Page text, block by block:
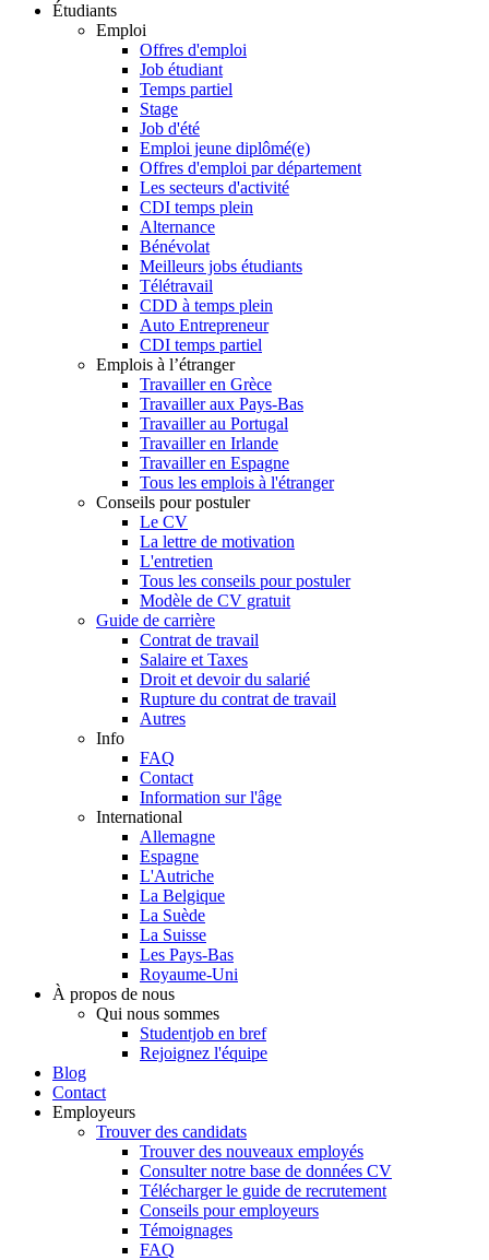
Étudiants
Emploi
Offres d'emploi
Job étudiant
Temps partiel
Stage
Job d'été
Emploi jeune diplômé(e)
Offres d'emploi par département
Les secteurs d'activité
CDI temps plein
Alternance
Bénévolat
Meilleurs jobs étudiants
Télétravail
CDD à temps plein
Auto Entrepreneur
CDI temps partiel
Emplois à l’étranger
Travailler en Grèce
Travailler aux Pays-Bas
Travailler au Portugal
Travailler en Irlande
Travailler en Espagne
Tous les emplois à l'étranger
Conseils pour postuler
Le CV
La lettre de motivation
L'entretien
Tous les conseils pour postuler
Modèle de CV gratuit
Guide de carrière
Contrat de travail
Salaire et Taxes
Droit et devoir du salarié
Rupture du contrat de travail
Autres
Info
FAQ
Contact
Information sur l'âge
International
Allemagne
Espagne
L'Autriche
La Belgique
La Suède
La Suisse
Les Pays-Bas
Royaume-Uni
À propos de nous
Qui nous sommes
Studentjob en bref
Rejoignez l'équipe
Blog
Contact
Employeurs
Trouver des candidats
Trouver des nouveaux employés
Consulter notre base de données CV
Télécharger le guide de recrutement
Conseils pour employeurs
Témoignages
FAQ